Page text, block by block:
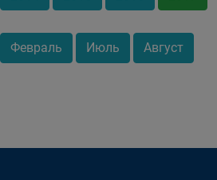
Февраль Июль Август